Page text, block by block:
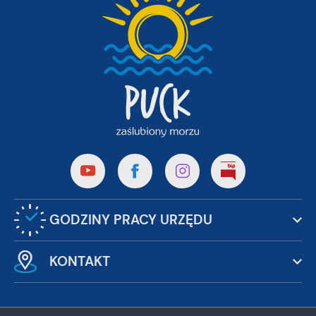
GODZINY PRACY URZĘDU
KONTAKT
partnerami oraz innych dostawców usług. Firmy te działają w
charakterze pośredników prezentujących nasze treści w
postaci wiadomości, ofert, komunikatów mediów
społecznościowych.